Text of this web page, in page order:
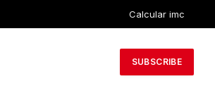
Calcular imc
SUBSCRIBE